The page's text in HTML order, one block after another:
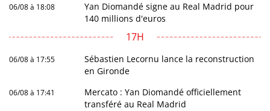
06/08 à 18:08
Yan Diomandé signe au Real Madrid pour
140 millions d'euros
17H
06/08 à 17:55
Sébastien Lecornu lance la reconstruction
en Gironde
06/08 à 17:41
Mercato : Yan Diomandé officiellement
transféré au Real Madrid